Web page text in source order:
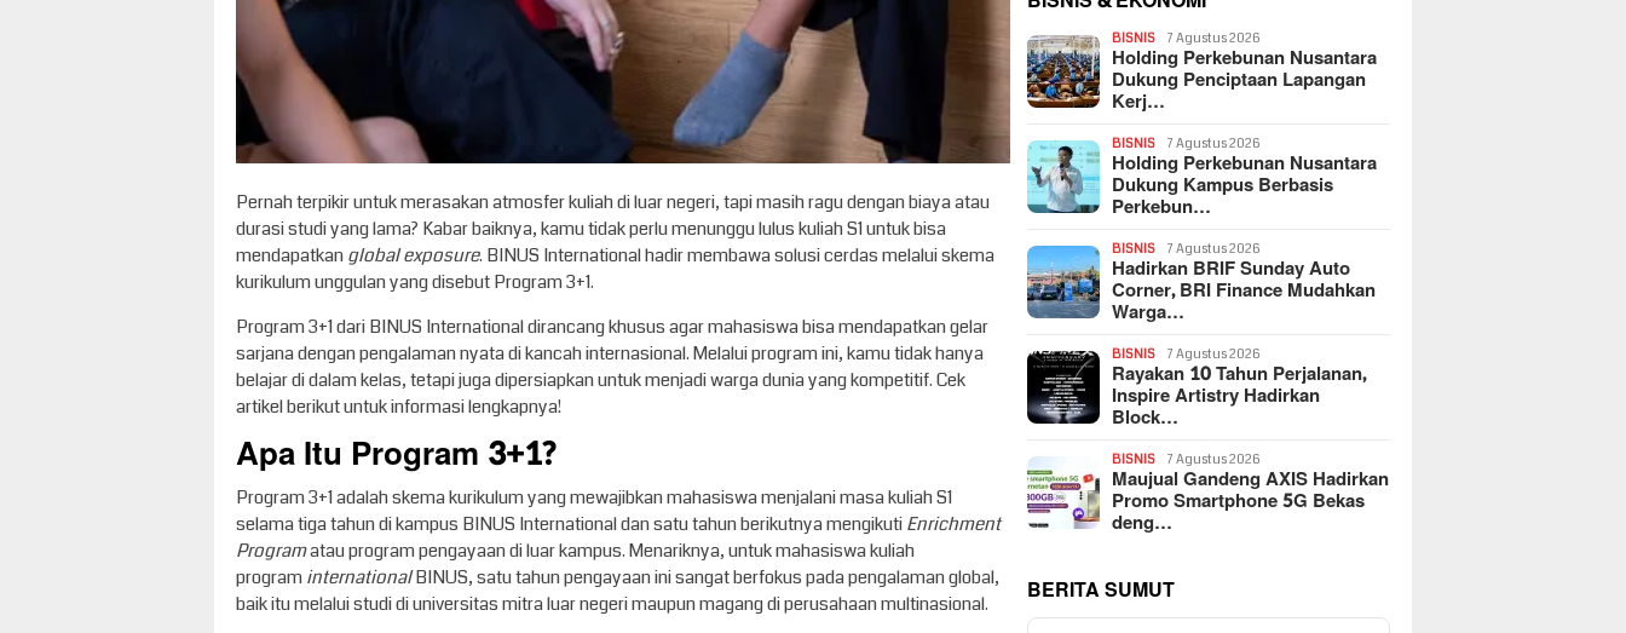
Pernah terpikir untuk merasakan atmosfer kuliah di luar negeri, tapi masih ragu dengan biaya atau
durasi studi yang lama? Kabar baiknya, kamu tidak perlu menunggu lulus kuliah S1 untuk bisa
mendapatkanglobal exposure. BINUS International hadir membawa solusi cerdas melalui skema
kurikulum unggulan yang disebut Program 3+1.
Program 3+1 dari BINUS International dirancang khusus agar mahasiswa bisa mendapatkan gelar
sarjana dengan pengalaman nyata di kancah internasional. Melalui program ini, kamu tidak hanya
belajar di dalam kelas, tetapi juga dipersiapkan untuk menjadi warga dunia yang kompetitif. Cek
artikel berikut untuk informasi lengkapnya!
Apa Itu Program 3+1?
Program 3+1 adalah skema kurikulum yang mewajibkan mahasiswa menjalani masa kuliah S1
selama tiga tahun di kampus BINUS International dan satu tahun berikutnya mengikutiEnrichment
Programatau program pengayaan di luar kampus. Menariknya, untuk mahasiswa kuliah
programinternationalBINUS, satu tahun pengayaan ini sangat berfokus pada pengalaman global,
baik itu melalui studi di universitas mitra luar negeri maupun magang di perusahaan multinasional.
BISNIS 7 Agustus 2026
Holding Perkebunan Nusantara
Dukung Penciptaan Lapangan
Kerj…
BISNIS 7 Agustus 2026
Holding Perkebunan Nusantara
Dukung Kampus Berbasis
Perkebun…
BISNIS 7 Agustus 2026
Hadirkan BRIF Sunday Auto
Corner, BRI Finance Mudahkan
Warga…
BISNIS 7 Agustus 2026
Rayakan 10 Tahun Perjalanan,
Inspire Artistry Hadirkan
Block…
BISNIS 7 Agustus 2026
Maujual Gandeng AXIS Hadirkan
Promo Smartphone 5G Bekas
deng…
BERITA SUMUT